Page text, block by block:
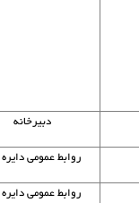
دبیرخانه
روابط عمومی
روابط عمومی